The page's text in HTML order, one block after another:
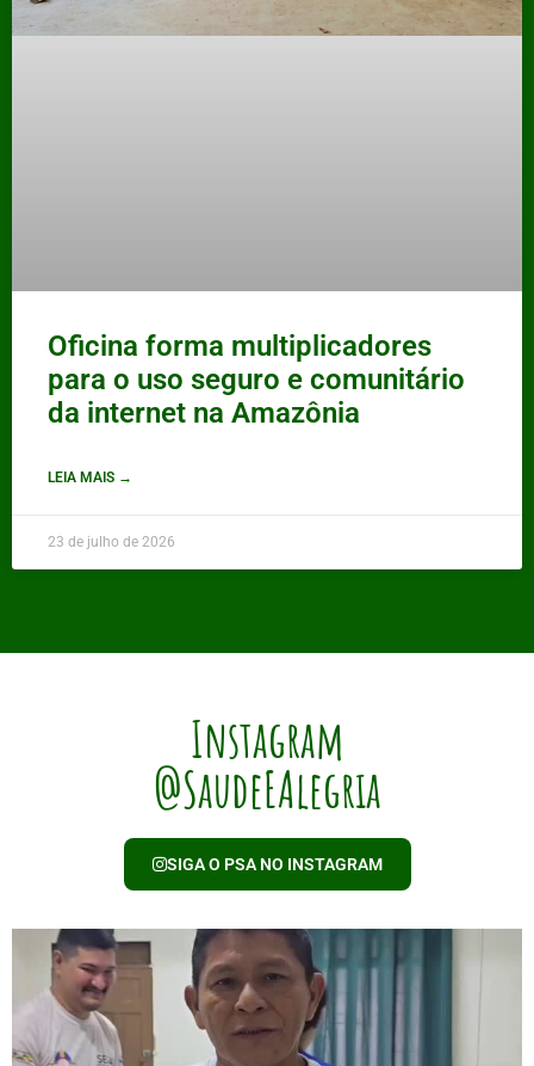
Oficina forma multiplicadores
para o uso seguro e comunitário
da internet na Amazônia
LEIA MAIS →
23 de julho de 2026
Instagram
@SaudeEAlegria
SIGA O PSA NO INSTAGRAM